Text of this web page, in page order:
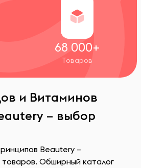
68 000+
Товаров
и Витаминов
– выбор
Beautery –
Обширный каталог